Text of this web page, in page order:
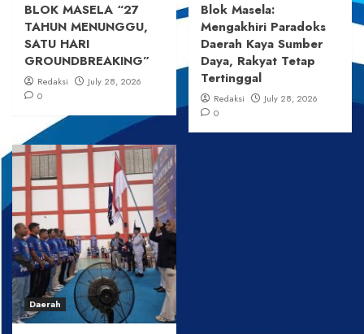
BLOK MASELA “27
TAHUN MENUNGGU,
SATU HARI
GROUNDBREAKING”
Redaksi
July 28, 2026
0
Blok Masela:
Mengakhiri Paradoks
Daerah Kaya Sumber
Daya, Rakyat Tetap
Tertinggal
Redaksi
July 28, 2026
0
Daerah